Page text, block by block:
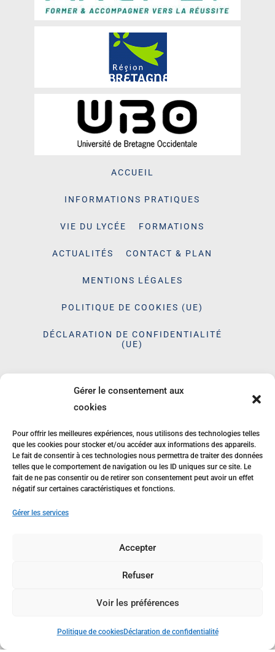
Gérer le consentement aux
cookies
Pour offrir les meilleures expériences, nous utilisons des technologies telles
que les cookies pour stocker et/ou accéder aux informations des appareils.
Le fait de consentir à ces technologies nous permettra de traiter des données
telles que le comportement de navigation ou les ID uniques sur ce site. Le
fait de ne pas consentir ou de retirer son consentement peut avoir un effet
négatif sur certaines caractéristiques et fonctions.
Gérer les services
Accepter
Refuser
Voir les préférences
Politique de cookiesDéclaration de confidentialité
LYCÉE DES MÉTIERS
Le Paraclet Quimper
35 avenue des
02 98 55 54 38
ACCUEIL
INFORMATIONS PRATIQUES
VIE DU LYCÉE FORMATIONS
ACTUALITÉS CONTACT & PLAN
MENTIONS LÉGALES
POLITIQUE DE COOKIES (UE)
DÉCLARATION DE CONFIDENTIALITÉ
(UE)